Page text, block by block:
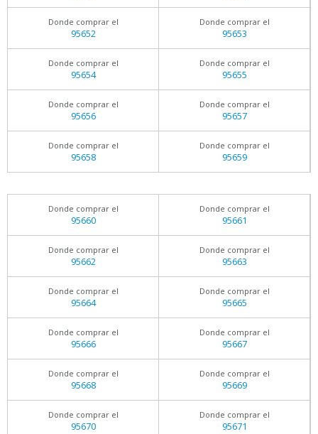
Donde comprar el
95652
Donde comprar el
95653
Donde comprar el
95654
Donde comprar el
95655
Donde comprar el
95656
Donde comprar el
95657
Donde comprar el
95658
Donde comprar el
95659
Donde comprar el
95660
Donde comprar el
95661
Donde comprar el
95662
Donde comprar el
95663
Donde comprar el
95664
Donde comprar el
95665
Donde comprar el
95666
Donde comprar el
95667
Donde comprar el
95668
Donde comprar el
95669
Donde comprar el
95670
Donde comprar el
95671